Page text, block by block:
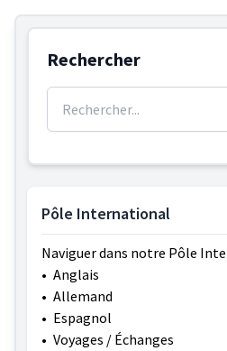
Rechercher
Pôle International
Naviguer dans notre Pôle
• Anglais
• Allemand
• Espagnol
• Voyages / Échanges